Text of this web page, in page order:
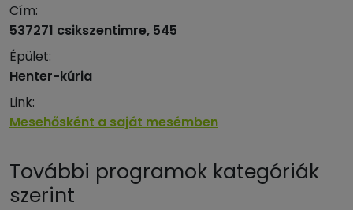
Cím:
537271 csikszentimre, 545
Épület:
Henter-kúria
Link:
Mesehősként a saját mesémben
További programok kategóriák
szerint